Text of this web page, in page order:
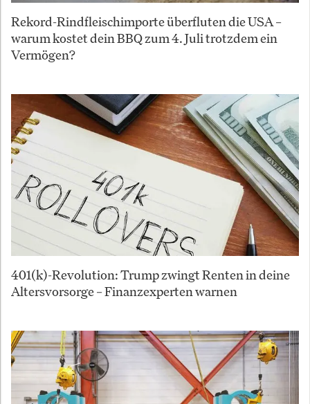
Rekord-Rindfleischimporte überfluten die USA –
warum kostet dein BBQ zum 4. Juli trotzdem ein
Vermögen?
401(k)-Revolution: Trump zwingt Renten in deine
Altersvorsorge – Finanzexperten warnen